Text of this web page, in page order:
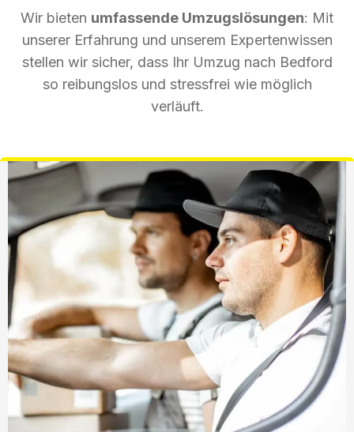
Wir bieten umfassende Umzugslösungen: Mit
unserer Erfahrung und unserem Expertenwissen
stellen wir sicher, dass Ihr Umzug nach Bedford
so reibungslos und stressfrei wie möglich
verläuft.